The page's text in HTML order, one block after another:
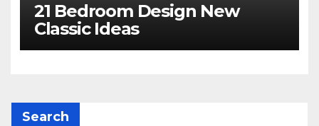
21 Bedroom Design New
Classic Ideas
Search